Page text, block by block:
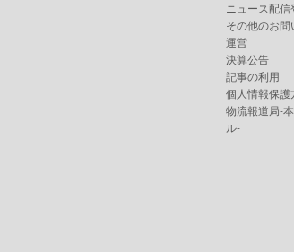
ニュース配信
その他のお問
運営
決算公告
記事の利用
個人情報保護
物流報道局-
ル-